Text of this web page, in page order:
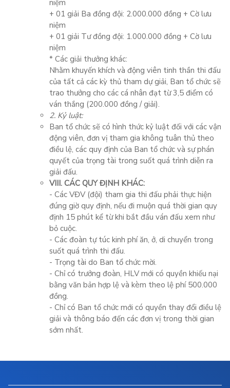
niệm
+ 01 giải Ba đồng đội: 2.000.000 đồng + Cờ lưu
niệm
+ 01 giải Tư đồng đội: 1.000.000 đồng + Cờ lưu
niệm
* Các giải thưởng khác:
Nhằm khuyến khích và động viên tinh thần thi đấu
của tất cả các kỳ thủ tham dự giải, Ban tổ chức sẽ
trao thưởng cho các cá nhân đạt từ 3,5 điểm có
ván thắng (200.000 đồng / giải).
2. Kỷ luật:
Ban tổ chức sẽ có hình thức kỷ luật đối với các vận
động viên, đơn vị tham gia không tuân thủ theo
điều lệ, các quy định của Ban tổ chức và sự phán
quyết của trọng tài trong suốt quá trình diễn ra
giải đấu.
VIII. CÁC QUY ĐỊNH KHÁC:
- Các VĐV (đội) tham gia thi đấu phải thực hiện
đúng giờ quy định, nếu đi muộn quá thời gian quy
định 15 phút kể từ khi bắt đầu ván đấu xem như
bỏ cuộc.
- Các đoàn tự túc kinh phí ăn, ở, di chuyển trong
suốt quá trình thi đấu.
- Trọng tài do Ban tổ chức mời.
- Chỉ có trưởng đoàn, HLV mới có quyền khiếu nại
bằng văn bản hợp lệ và kèm theo lệ phí 500.000
đồng.
- Chỉ có Ban tổ chức mới có quyền thay đổi điều lệ
giải và thông báo đến các đơn vị trong thời gian
sớm nhất.